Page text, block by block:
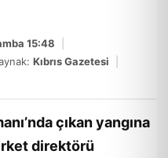
15:48
Kıbrıs Gazetesi
çıkan yangına
direktörü